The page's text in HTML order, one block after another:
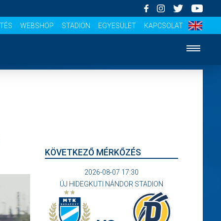
WEBSHOP STADION EGYESÜLET KAPCSOLAT
KÖVETKEZŐ MÉRKŐZÉS
2026-08-07 17:30
ÚJ HIDEGKUTI NÁNDOR STADION